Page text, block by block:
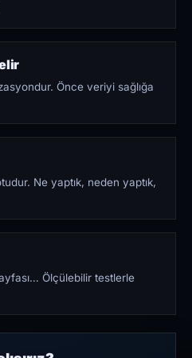
Önce veriyi sağlığa
Ne yaptık, neden yaptık,
Ölçülebilir testlerle